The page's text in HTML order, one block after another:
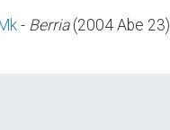
- Berria(2004 Abe 23)